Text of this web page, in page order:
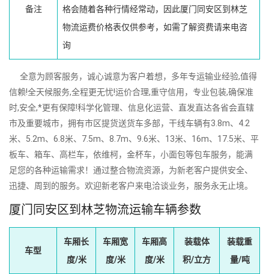
备注
格会随着各种行情经常动，因此厦门同安区到林芝
物流运费价格表仅供参考，如需了解资费请来电咨
询
全意为顾客服务，诚心诚意为客户着想，多年专运输业经验,值得
信赖!全天候服务,全程更无忧!运价合理,重守信用，专业包装,确保准
时,安全,*更有保障!科学化管理、信息化运营、直发直达各省会直辖
市及重要城市，拥有市区提货送货车多部，干线车辆有3.8m、4.2
米、5.2m、6.8米、7.5m、8.7m、9.6米、13米、16m、17.5米、平
板车、箱车、高栏车，依维柯，金杯车，小面包等包车服务，能满
足您的各种运输需求！通过整合物流资源，为新老客户提供安全、
迅捷、周到的服务。欢迎新老客户来电洽谈业务，服务永无止境。
厦门同安区到林芝物流运输车辆参数
车型
车厢长
度/米
车厢宽
度/米
车厢高
度/米
装载体
积/立方
装载重
量/吨